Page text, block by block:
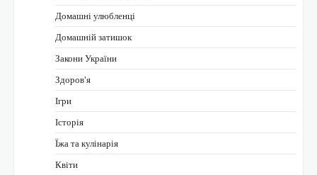
Домашні улюбленці
Домашній затишок
Закони України
Здоров'я
Ігри
Історія
Їжа та кулінарія
Квіти